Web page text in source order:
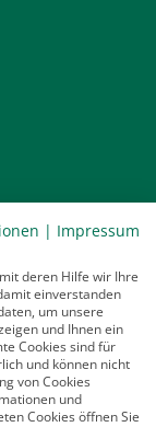
| Impressum
deren Hilfe wir Ihre
einverstanden
um unsere
und Ihnen ein
Cookies sind für
und können nicht
von Cookies
und
Cookies öffnen Sie